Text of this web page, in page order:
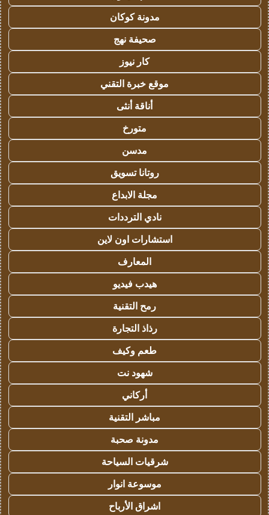
مدونة كوكان
صحيفة نهج
كار نيوز
موقع خبرة التقني
أناقة أنثى
متورخ
مدسن
روتانا تسويق
مجلة الابداع
نادي الترددات
استشارات اون لاين
المعارف
هيدب فيديو
رمح التقنية
رذاذ التجارة
طعم وكيف
شهود نت
أركاني
مباشر التقنية
مدونة صحبة
شرقيات السياحة
موسوعة انوار
اشراق الأرباح